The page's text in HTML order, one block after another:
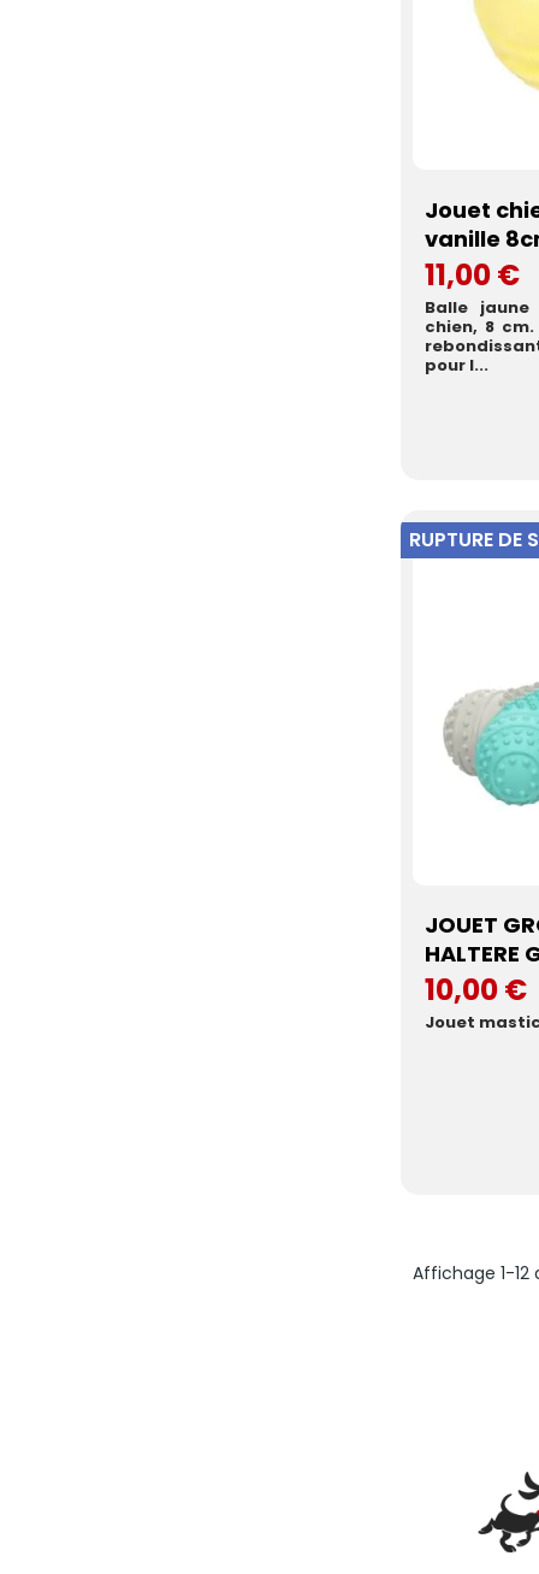
Jouet
vanille
11,00 €
Balle
chien, 8
pour l...
RUPTURE DE
JOUET
HALTERE
10,00 €
Jouet
Affichage 1-